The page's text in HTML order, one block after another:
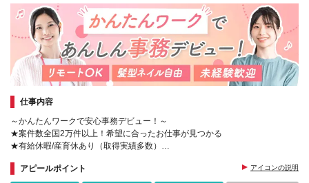
仕事内容
～かんたんワークで安心事務デビュー！～
★案件数全国2万件以上！希望に合ったお仕事が見つかる
★有給休暇/産育休あり（取得実績多数）
アピールポイント
アイコンの説明